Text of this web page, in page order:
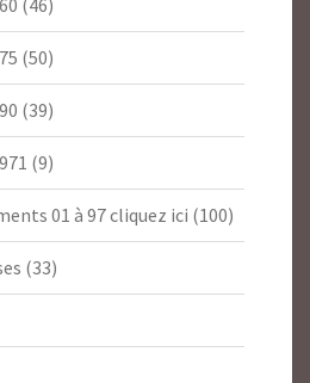
(46)
(50)
(39)
(9)
01 à 97 cliquez ici (100)
(33)